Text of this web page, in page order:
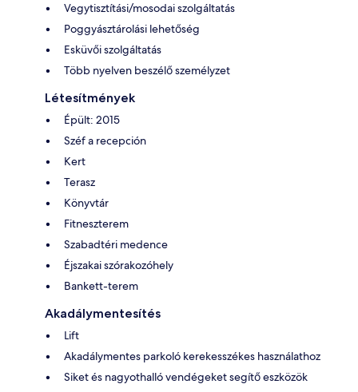
Vegytisztítási/mosodai szolgáltatás
Poggyásztárolási lehetőség
Esküvői szolgáltatás
Több nyelven beszélő személyzet
Létesítmények
Épült: 2015
Széf a recepción
Kert
Terasz
Könyvtár
Fitneszterem
Szabadtéri medence
Éjszakai szórakozóhely
Bankett-terem
Akadálymentesítés
Lift
Akadálymentes parkoló kerekesszékes használathoz
Siket és nagyothalló vendégeket segítő eszközök